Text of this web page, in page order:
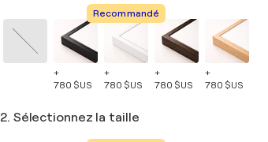
+
780 $US
Recommandé
+
780 $US
+
780 $US
+
780 $US
2. Sélectionnez la taille